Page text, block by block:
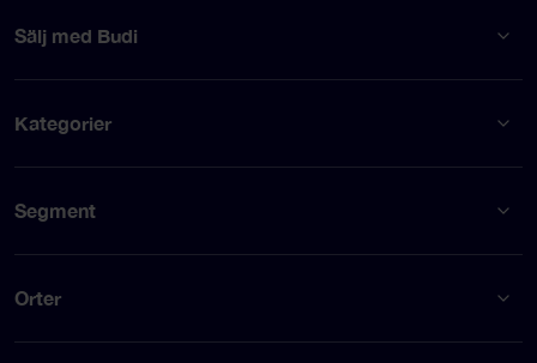
Sälj med Budi
Kategorier
Segment
Orter